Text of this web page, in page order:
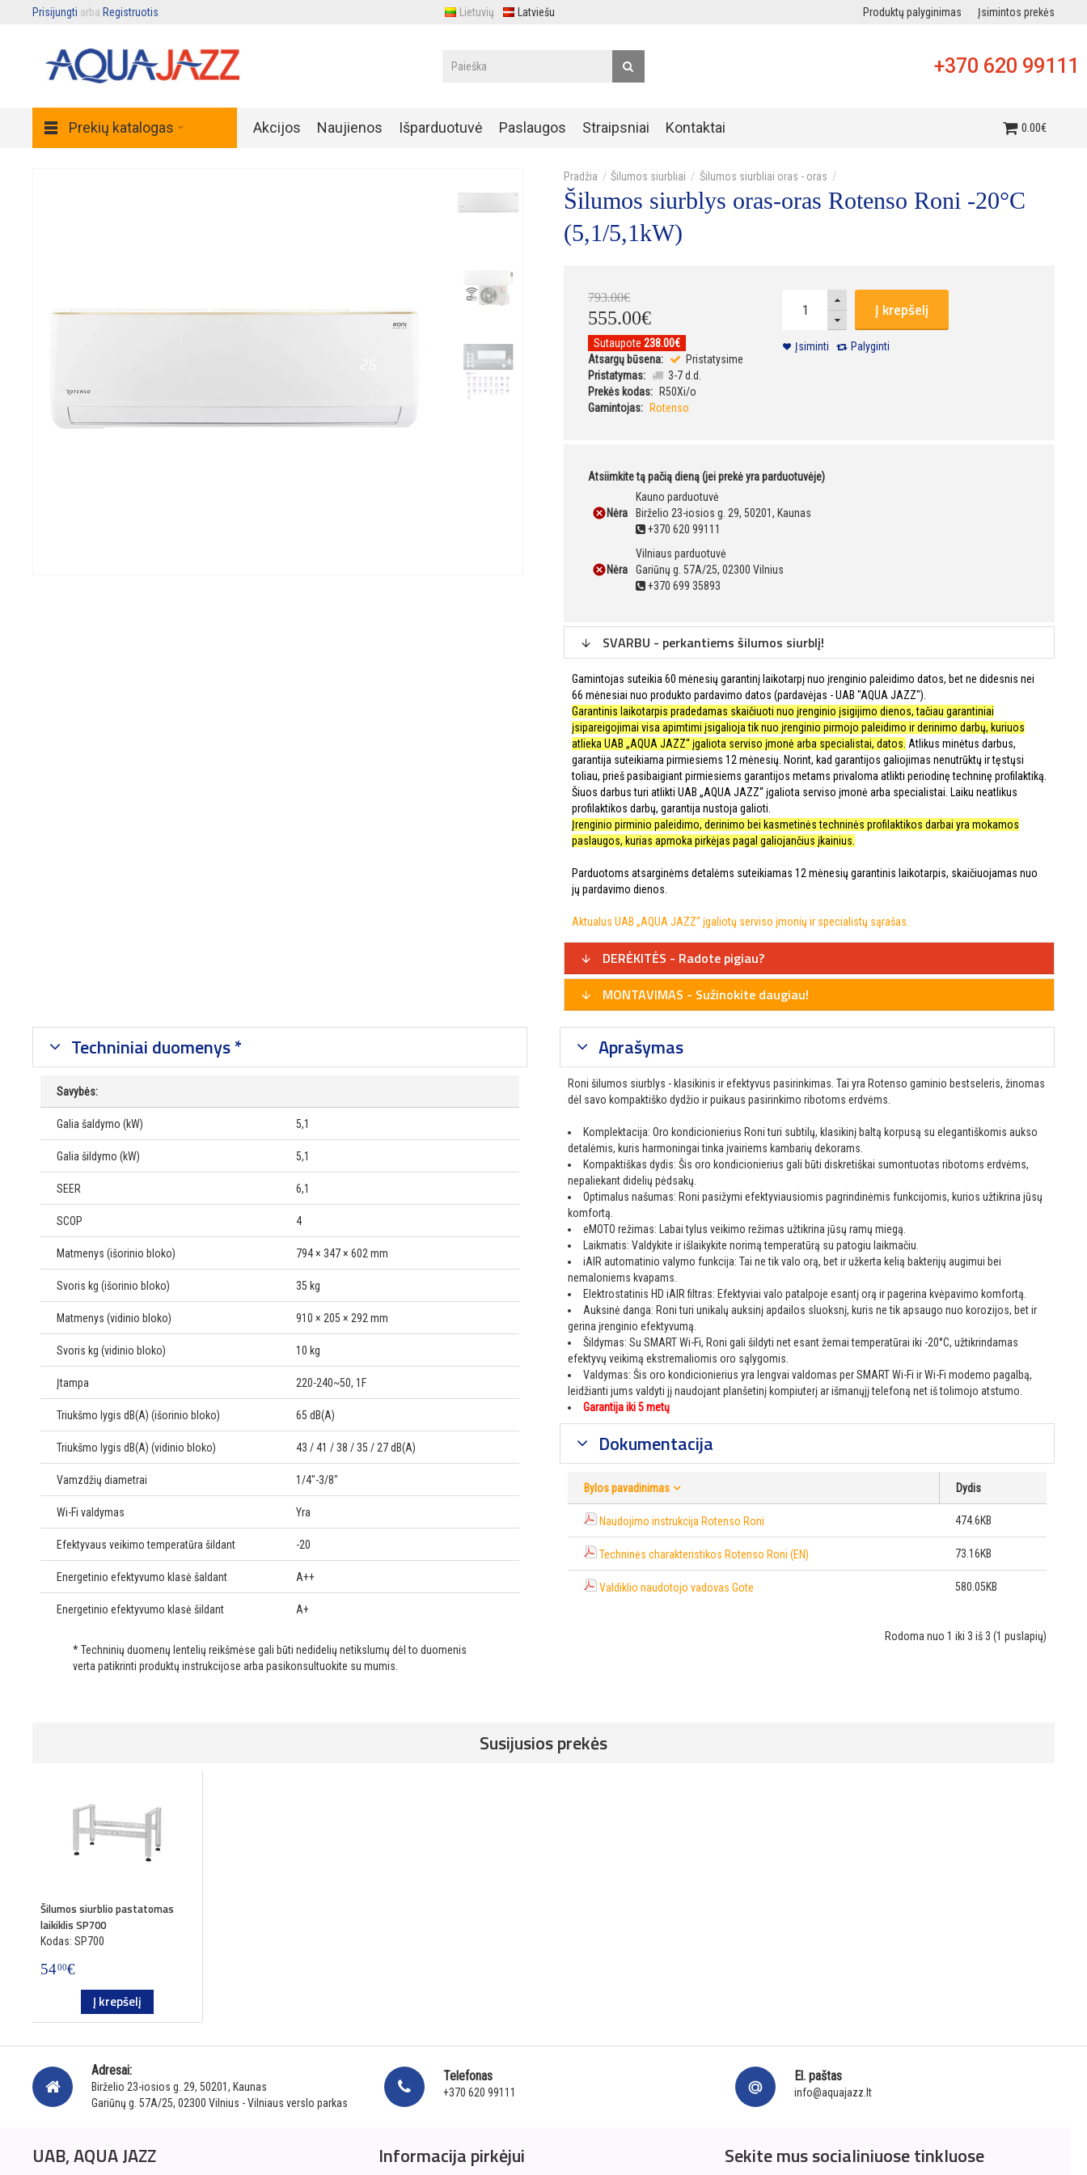
Prisijungti arba Registruotis Lietuvių Latviešu Produktų palyginimas Įsimintos prekės
+370 620 99111
Prekių katalogas Akcijos Naujienos Išparduotuvė Paslaugos Straipsniai Kontaktai 0.00€
Šilumos siurbliai Šilumos siurbliai oras - oras
Šilumos siurblys oras-oras Rotenso Roni -20°C
(5,1/5,1kW)
793.00€
555.00€
Sutaupote 238.00€
Atsargų būsena:
Pristatysime
Pristatymas:
3-7 d.d.
Prekės kodas:
R50Xi/o
Gamintojas:
Rotenso
Į krepšelį
Įsiminti Palyginti
Atsiimkite tą pačią dieną (jei prekė yra parduotuvėje)
Nėra
Kauno parduotuvė
Birželio 23-iosios g. 29, 50201, Kaunas
+370 620 99111
Nėra
Vilniaus parduotuvė
Gariūnų g. 57A/25, 02300 Vilnius
+370 699 35893
SVARBU - perkantiems šilumos siurblį!
Gamintojas suteikia 60 mėnesių garantinį laikotarpį nuo įrenginio paleidimo datos, bet ne didesnis nei
66 mėnesiai nuo produkto pardavimo datos (pardavėjas - UAB "AQUA JAZZ").
Garantinis laikotarpis pradedamas skaičiuoti nuo įrenginio įsigijimo dienos, tačiau garantiniai
įsipareigojimai visa apimtimi įsigalioja tik nuo įrenginio pirmojo paleidimo ir derinimo darbų, kuriuos
atlieka UAB „AQUA JAZZ“ įgaliota serviso įmonė arba specialistai, datos. Atlikus minėtus darbus,
garantija suteikiama pirmiesiems 12 mėnesių. Norint, kad garantijos galiojimas nenutrūktų ir tęstųsi
toliau, prieš pasibaigiant pirmiesiems garantijos metams privaloma atlikti periodinę techninę profilaktiką.
Šiuos darbus turi atlikti UAB „AQUA JAZZ“ įgaliota serviso įmonė arba specialistai. Laiku neatlikus
profilaktikos darbų, garantija nustoja galioti.
Įrenginio pirminio paleidimo, derinimo bei kasmetinės techninės profilaktikos darbai yra mokamos
paslaugos, kurias apmoka pirkėjas pagal galiojančius įkainius.
Parduotoms atsarginėms detalėms suteikiamas 12 mėnesių garantinis laikotarpis, skaičiuojamas nuo
jų pardavimo dienos.
Aktualus UAB „AQUA JAZZ“ įgaliotų serviso įmonių ir specialistų sąrašas.
DERĖKITĖS - Radote pigiau?
MONTAVIMAS - Sužinokite daugiau!
Techniniai duomenys *
Savybės:
Galia šaldymo (kW) 5,1
Galia šildymo (kW) 5,1
SEER 6,1
SCOP 4
Matmenys (išorinio bloko) 794 × 347 × 602 mm
Svoris kg (išorinio bloko) 35 kg
Matmenys (vidinio bloko) 910 × 205 × 292 mm
Svoris kg (vidinio bloko) 10 kg
Įtampa 220-240~50, 1F
Triukšmo lygis dB(A) (išorinio bloko) 65 dB(A)
Triukšmo lygis dB(A) (vidinio bloko) 43 / 41 / 38 / 35 / 27 dB(A)
Vamzdžių diametrai 1/4"-3/8"
Wi-Fi valdymas Yra
Efektyvaus veikimo temperatūra šildant -20
Energetinio efektyvumo klasė šaldant A++
Energetinio efektyvumo klasė šildant A+
* Techninių duomenų lentelių reikšmėse gali būti nedidelių netikslumų dėl to duomenis
verta patikrinti produktų instrukcijose arba pasikonsultuokite su mumis.
Aprašymas
Roni šilumos siurblys - klasikinis ir efektyvus pasirinkimas. Tai yra Rotenso gaminio bestseleris, žinomas
dėl savo kompaktiško dydžio ir puikaus pasirinkimo ribotoms erdvėms.
Komplektacija: Oro kondicionierius Roni turi subtilų, klasikinį baltą korpusą su elegantiškomis aukso
detalėmis, kuris harmoningai tinka įvairiems kambarių dekorams.
Kompaktiškas dydis: Šis oro kondicionierius gali būti diskretiškai sumontuotas ribotoms erdvėms,
nepaliekant didelių pėdsakų.
Optimalus našumas: Roni pasižymi efektyviausiomis pagrindinėmis funkcijomis, kurios užtikrina jūsų
komfortą.
eMOTO režimas: Labai tylus veikimo režimas užtikrina jūsų ramų miegą.
Laikmatis: Valdykite ir išlaikykite norimą temperatūrą su patogiu laikmačiu.
iAIR automatinio valymo funkcija: Tai ne tik valo orą, bet ir užkerta kelią bakterijų augimui bei
nemaloniems kvapams.
Elektrostatinis HD iAIR filtras: Efektyviai valo patalpoje esantį orą ir pagerina kvėpavimo komfortą.
Auksinė danga: Roni turi unikalų auksinį apdailos sluoksnį, kuris ne tik apsaugo nuo korozijos, bet ir
gerina įrenginio efektyvumą.
Šildymas: Su SMART Wi-Fi, Roni gali šildyti net esant žemai temperatūrai iki -20°C, užtikrindamas
efektyvų veikimą ekstremaliomis oro sąlygomis.
Valdymas: Šis oro kondicionierius yra lengvai valdomas per SMART Wi-Fi ir Wi-Fi modemo pagalbą,
leidžianti jums valdyti jį naudojant planšetinį kompiuterį ar išmanųjį telefoną net iš tolimojo atstumo.
Garantija iki 5 metų
Dokumentacija
Bylos pavadinimas Dydis
Naudojimo instrukcija Rotenso Roni 474.6KB
Techninės charakteristikos Rotenso Roni (EN) 73.16KB
Valdiklio naudotojo vadovas Gote 580.05KB
Rodoma nuo 1 iki 3 iš 3 (1 puslapių)
Susijusios prekės
Šilumos siurblio pastatomas
laikiklis SP700
Kodas: SP700
5400€
Į krepšelį
Adresai:
Birželio 23-iosios g. 29, 50201, Kaunas
Gariūnų g. 57A/25, 02300 Vilnius - Vilniaus verslo parkas
Telefonas
+370 620 99111
El. paštas
info@aquajazz.lt
UAB, AQUA JAZZ Informacija pirkėjui Sekite mus socialiniuose tinkluose